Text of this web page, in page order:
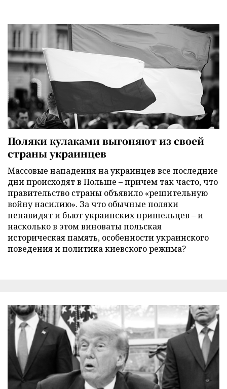
Поляки кулаками выгоняют из своей
страны украинцев
Массовые нападения на украинцев все последние
дни происходят в Польше – причем так часто, что
правительство страны объявило «решительную
войну насилию». За что обычные поляки
ненавидят и бьют украинских пришельцев – и
насколько в этом виноваты польская
историческая память, особенности украинского
поведения и политика киевского режима?